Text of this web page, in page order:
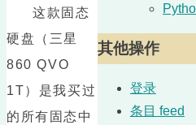
这款固态
硬盘（三星
860 QVO
1T）是我买过
的所有固态中
其他操作
登录
条目 feed